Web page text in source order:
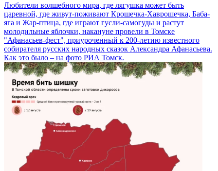
Любители волшебного мира, где лягушка может быть
царевной, где живут-поживают Крошечка-Хаврошечка, Баба-
яга и Жар-птица, где играют гусли-самогуды и растут
молодильные яблочки, накануне провели в Томске
"Афанасьев-фест", приуроченный к 200-летию известного
собирателя русских народных сказок Александра Афанасьева.
Как это было – на фото РИА Томск.